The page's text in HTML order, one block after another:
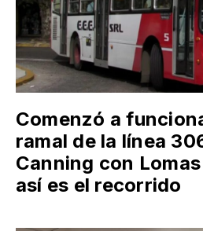
Comenzó a
ramal de la línea
Canning con
así es el recorrido